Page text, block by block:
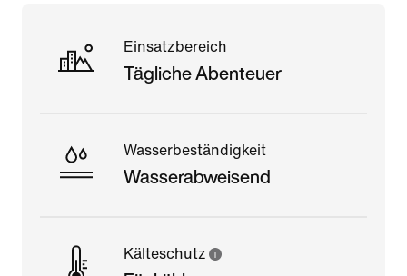
Einsatzbereich
Tägliche Abenteuer
Wasserbeständigkeit
Wasserabweisend
Kälteschutz